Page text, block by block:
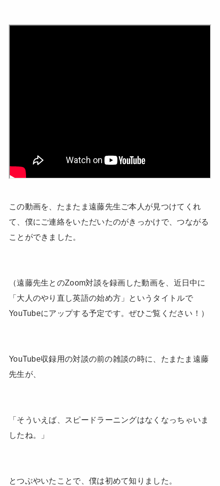
この動画を、たまたま遠藤先生ご本人が見つけてくれ
て、僕にご連絡をいただいたのがきっかけで、つながる
ことができました。
（遠藤先生とのZoom対談を録画した動画を、近日中に
「大人のやり直し英語の始め方」というタイトルで
YouTubeにアップする予定です。ぜひご覧ください！）
YouTube収録用の対談の前の雑談の時に、たまたま遠藤
先生が、
「そういえば、スピードラーニングはなくなっちゃいま
したね。」
とつぶやいたことで、僕は初めて知りました。